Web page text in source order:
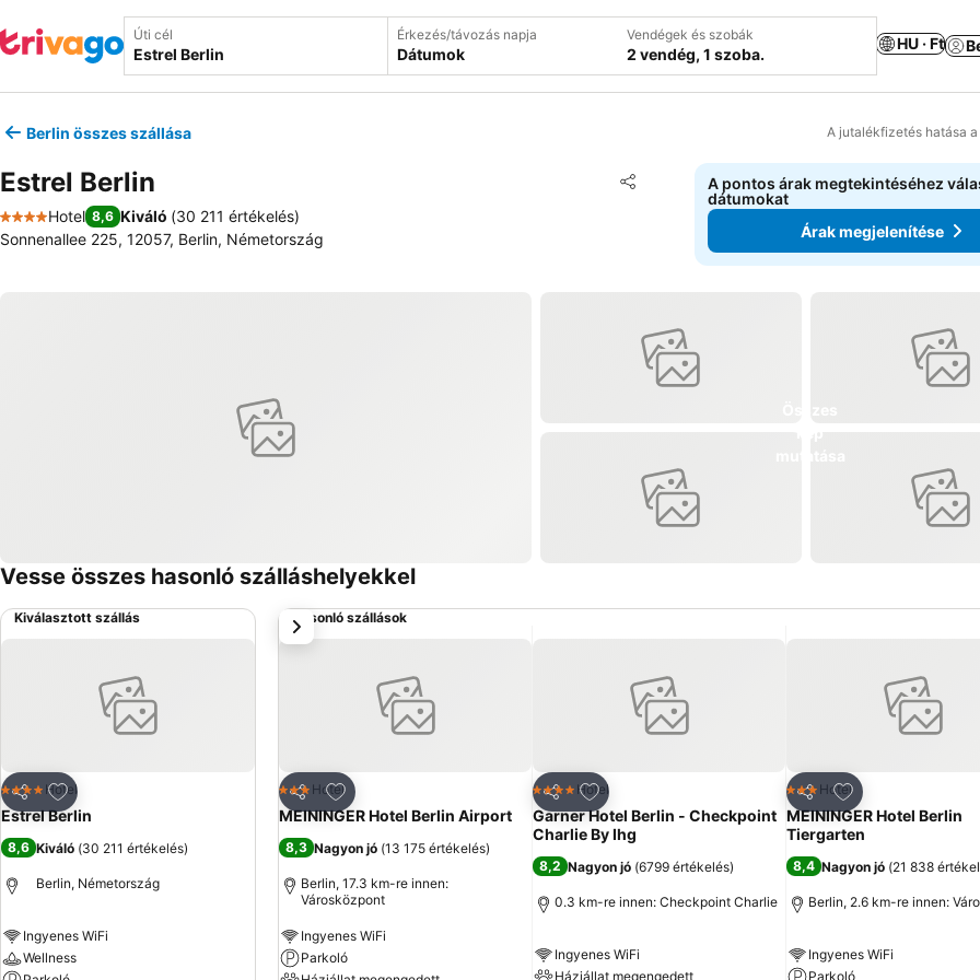
Úti cél Érkezés/távozás napja
Dátumok
Vendégek és szobák
2 vendég, 1 szoba.
HU · Ft
Berlin összes szállása A jutalékfizetés hatása
Estrel Berlin Megosztás
Hozzáadás a kedvencekhez
4 Kategória
Hotel 8,6 Kiváló (30 211 értékelés)
Sonnenallee 225, 12057, Berlin, Németország
A pontos árak megtekintéséhez
dátumokat
Árak megjelenítése
Vesse összes hasonló szálláshelyekkel
Kiválasztott szállás
Megosztás
Hozzáadás a kedvencekhez
4 Kategória
Hotel
Estrel Berlin
8,6 Kiváló (30 211 értékelés)
Berlin, Németország
Ingyenes WiFi
Wellness
Hasonló szállások
Megosztás
Hozzáadás a kedvencekhez
3 Kategória
Hotel
MEININGER Hotel Berlin Airport
8,3 Nagyon jó (13 175 értékelés)
Berlin, 17.3 km-re innen:
Városközpont
Ingyenes WiFi
Parkoló
Megosztás
Hozzáadás a kedvencekhez
4 Kategória
Hotel
Garner Hotel Berlin - Checkpoint
Charlie By Ihg
8,2 Nagyon jó (6799 értékelés)
0.3 km-re innen: Checkpoint Charlie
Ingyenes WiFi
Háziállat megengedett
Megosztás
Hozzáadás a
3 Kategória
Hotel
MEININGER Hotel Berlin
Tiergarten
8,4 Nagyon jó (21 838
Berlin, 2.6 km-re innen:
Ingyenes WiFi
Parkoló
következő